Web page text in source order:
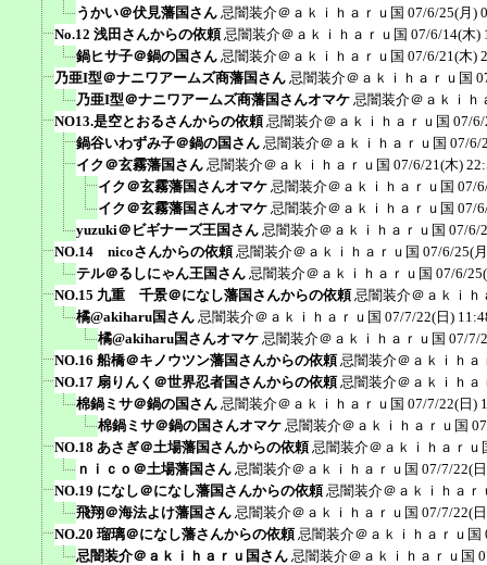
うかい＠伏見藩国さん 忌闇装介＠ａｋｉｈａｒｕ国 07/6/25(月)
No.12 浅田さんからの依頼 忌闇装介＠ａｋｉｈａｒｕ国 07/6/14(木)
鍋ヒサ子＠鍋の国さん 忌闇装介＠ａｋｉｈａｒｕ国 07/6/21(木)
乃亜I型＠ナニワアームズ商藩国さん 忌闇装介＠ａｋｉｈａｒｕ国
乃亜I型＠ナニワアームズ商藩国さんオマケ 忌闇装介＠ａｋｉｈ
NO13.是空とおるさんからの依頼 忌闇装介＠ａｋｉｈａｒｕ国 07/
鍋谷いわずみ子＠鍋の国さん 忌闇装介＠ａｋｉｈａｒｕ国 07/6/
イク＠玄霧藩国さん 忌闇装介＠ａｋｉｈａｒｕ国 07/6/21(木)
イク＠玄霧藩国さんオマケ 忌闇装介＠ａｋｉｈａｒｕ国 07/
イク＠玄霧藩国さんオマケ 忌闇装介＠ａｋｉｈａｒｕ国 07/
yuzuki＠ビギナーズ王国さん 忌闇装介＠ａｋｉｈａｒｕ国 07/6/
NO.14 nicoさんからの依頼 忌闇装介＠ａｋｉｈａｒｕ国 07/6/25(
テル＠るしにゃん王国さん 忌闇装介＠ａｋｉｈａｒｕ国 07/6/
NO.15 九重 千景＠になし藩国さんからの依頼 忌闇装介＠ａｋｉｈ
橘@akiharu国さん 忌闇装介＠ａｋｉｈａｒｕ国 07/7/22(日)
橘@akiharu国さんオマケ 忌闇装介＠ａｋｉｈａｒｕ国 07/7/
NO.16 船橋＠キノウツン藩国さんからの依頼 忌闇装介＠ａｋｉｈａ
NO.17 扇りんく＠世界忍者国さんからの依頼 忌闇装介＠ａｋｉｈａ
棉鍋ミサ＠鍋の国さん 忌闇装介＠ａｋｉｈａｒｕ国 07/7/22(日)
棉鍋ミサ＠鍋の国さんオマケ 忌闇装介＠ａｋｉｈａｒｕ国
NO.18 あさぎ＠土場藩国さんからの依頼 忌闇装介＠ａｋｉｈａｒｕ
ｎｉｃｏ＠土場藩国さん 忌闇装介＠ａｋｉｈａｒｕ国 07/7/22(
NO.19 になし＠になし藩国さんからの依頼 忌闇装介＠ａｋｉｈａｒ
飛翔＠海法よけ藩国さん 忌闇装介＠ａｋｉｈａｒｕ国 07/7/22(
NO.20 瑠璃＠になし藩さんからの依頼 忌闇装介＠ａｋｉｈａｒｕ国
忌闇装介＠ａｋｉｈａｒｕ国さん 忌闇装介＠ａｋｉｈａｒｕ国